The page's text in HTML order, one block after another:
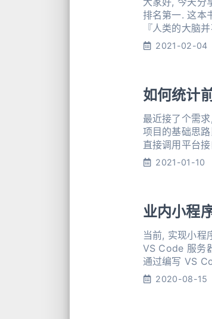
排名第一. 这本书主
『人类的大脑
大脑的长项. 举个
2021-02-04
如何统计
最近接了个需
项目的基础思路比较简单, 大致如下图所示
直接调用平台
其实方法也很简
2021-01-10
业内小程
当前, 实现小
VS Code 服务
通过编写 VS
2020-08-15